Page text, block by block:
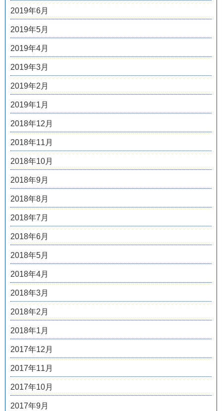
2019年6月
2019年5月
2019年4月
2019年3月
2019年2月
2019年1月
2018年12月
2018年11月
2018年10月
2018年9月
2018年8月
2018年7月
2018年6月
2018年5月
2018年4月
2018年3月
2018年2月
2018年1月
2017年12月
2017年11月
2017年10月
2017年9月